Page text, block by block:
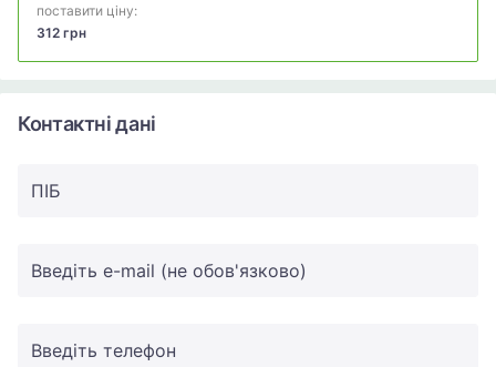
поставити ціну:
312 грн
Контактні дані
ПIБ
Введіть e-mail (не обов'язково)
Введіть телефон